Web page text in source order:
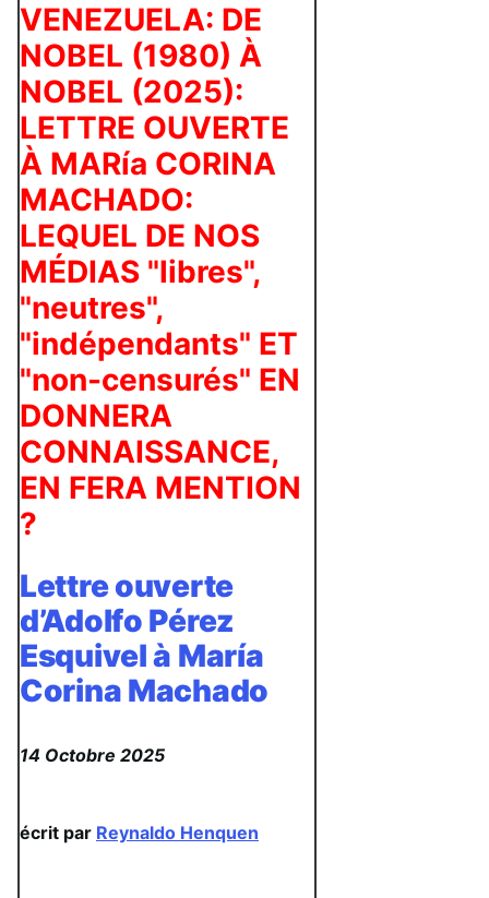
VENEZUELA: DE
NOBEL (1980) À
NOBEL (2025):
LETTRE OUVERTE
À MARía CORINA
MACHADO:
LEQUEL DE NOS
MÉDIAS "libres",
"neutres",
"indépendants" ET
"non-censurés" EN
DONNERA
CONNAISSANCE,
EN FERA MENTION
?
Lettre ouverte
d’Adolfo Pérez
Esquivel à María
Corina Machado
14 Octobre 2025
écrit par Reynaldo Henquen